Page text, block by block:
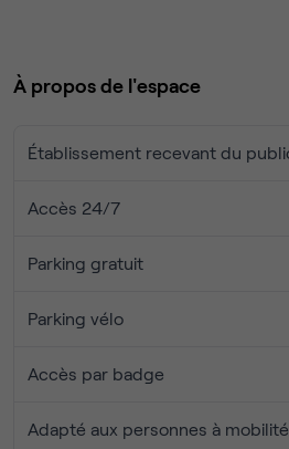
fibres très haut débit et wifi
cabine call/visio, espaces de
clôturé et sécurisé, accès par
Très accessible, proche centre-
Parc mixte dynamique en pleine
Possibilité de stockage en entrepôt.
À propos de l'espace
Établissement recevant du
Accès 24/7
Parking gratuit
Parking vélo
Accès par badge
Adapté aux personnes à